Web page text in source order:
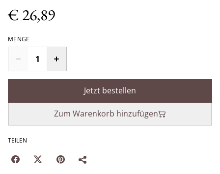
€ 26,89
MENGE
Jetzt bestellen
Zum Warenkorb hinzufügen
TEILEN